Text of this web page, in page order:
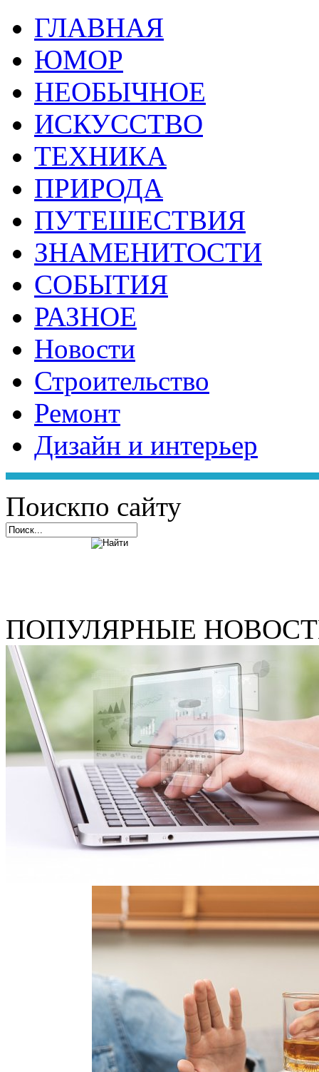
ГЛАВНАЯ
ЮМОР
НЕОБЫЧНОЕ
ИСКУССТВО
ТЕХНИКА
ПРИРОДА
ПУТЕШЕСТВИЯ
ЗНАМЕНИТОСТИ
СОБЫТИЯ
РАЗНОЕ
Новости
Строительство
Ремонт
Дизайн и интерьер
Поискпо сайту
ПОПУЛЯРНЫЕ